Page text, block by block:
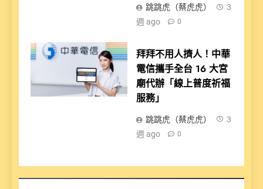
跳跳虎（蔡虎虎）
3
週 ago
0
拜拜不用人擠人！中華
電信攜手全台 16 大宮
廟代辦「線上普度祈福
服務」
跳跳虎（蔡虎虎）
3
週 ago
0